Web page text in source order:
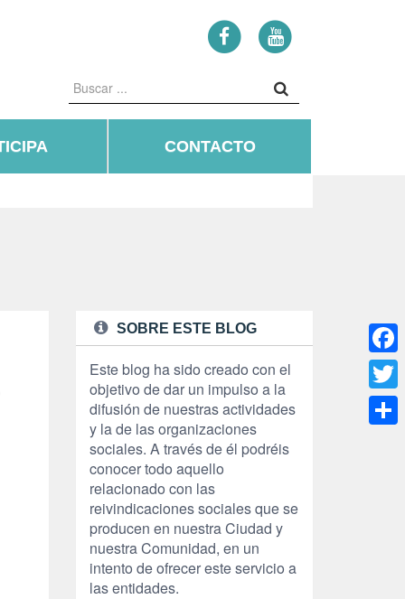
CONTACTO
SOBRE ESTE BLOG
Este blog ha sido creado con el
objetivo de dar un impulso a la
difusión de nuestras actividades
y la de las organizaciones
sociales. A través de él podréis
conocer todo aquello
relacionado con las
reivindicaciones sociales que se
producen en nuestra Ciudad y
nuestra Comunidad, en un
intento de ofrecer este servicio a
las entidades.